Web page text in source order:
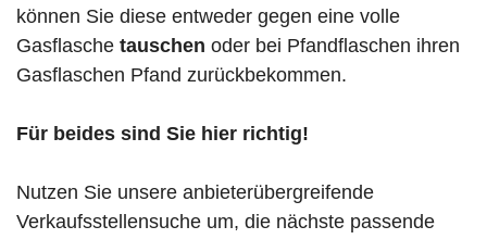
können Sie diese entweder gegen eine volle
Gasflasche tauschen oder bei Pfandflaschen ihren
Gasflaschen Pfand zurückbekommen.
Für beides sind Sie hier richtig!
Nutzen Sie unsere anbieterübergreifende
Verkaufsstellensuche um, die nächste passende